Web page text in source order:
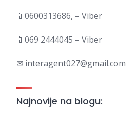
📱0600313686, – Viber
📱069 2444045 – Viber
✉ interagent027@gmail.com
Najnovije na blogu: